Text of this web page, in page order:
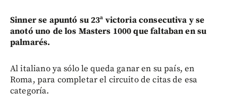
Sinner se apuntó su 23ª victoria consecutiva y se
anotó uno de los Masters 1000 que faltaban en su
palmarés.
Al italiano ya sólo le queda ganar en su país, en
Roma, para completar el circuito de citas de esa
categoría.